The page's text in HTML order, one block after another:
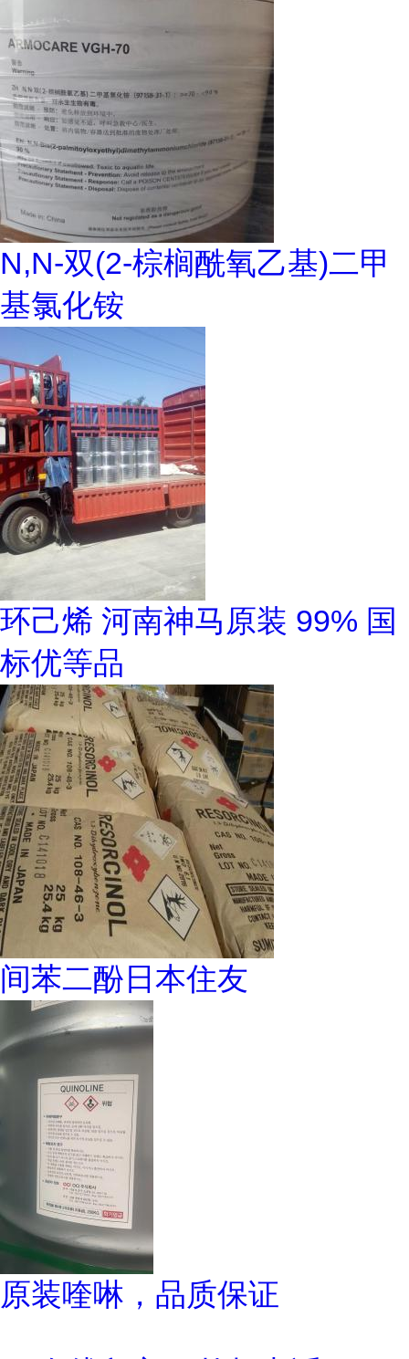
N,N-双(2-棕榈酰氧乙基)二甲
基氯化铵
环己烯 河南神马原装 99% 国
标优等品
间苯二酚日本住友
原装喹啉，品质保证